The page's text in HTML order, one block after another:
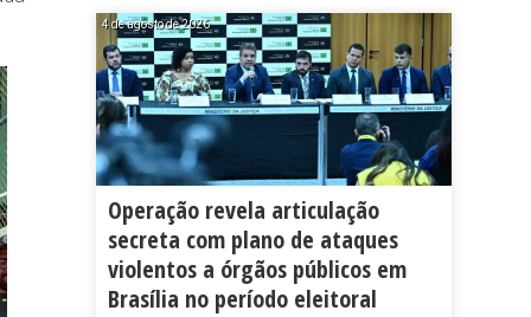
4 de agosto de 2026
Operação revela articulação
secreta com plano de ataques
violentos a órgãos públicos em
Brasília no período eleitoral